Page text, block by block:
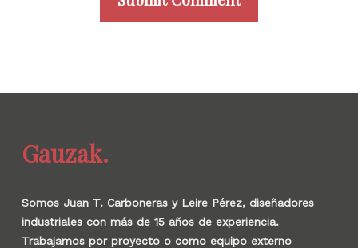
Gauzak.
Somos Juan T. Carboneras y Leire Pérez, diseñadores
industriales con más de 15 años de experiencia.
Trabajamos por proyecto o como equipo externo